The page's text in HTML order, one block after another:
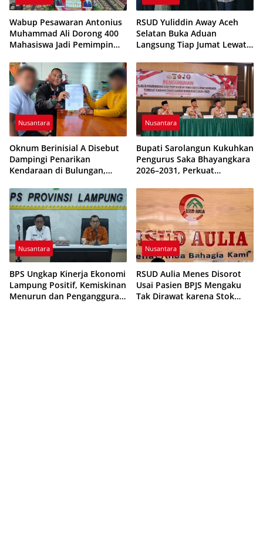
Wabup Pesawaran Antonius
Muhammad Ali Dorong 400
Mahasiswa Jadi Pemimpin
RSUD Yuliddin Away Aceh
Selatan Buka Aduan
Langsung Tiap Jumat Lewat
Nusantara
Oknum Berinisial A Disebut
Dampingi Penarikan
Kendaraan di Bulungan,
Nusantara
Bupati Sarolangun Kukuhkan
Pengurus Saka Bhayangkara
2026–2031, Perkuat
Generasi Muda
Nusantara
BPS Ungkap Kinerja Ekonomi
Lampung Positif, Kemiskinan
Menurun dan Pengangguran
Nusantara
RSUD Aulia Menes Disorot
Usai Pasien BPJS Mengaku
Tak Dirawat karena Stok